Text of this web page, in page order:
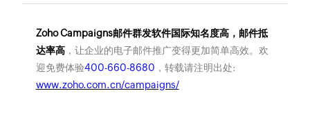
Zoho Campaigns邮件群发软件国际知名度高，邮件抵
达率高，让企业的电子邮件推广变得更加简单高效。欢
迎免费体验400-660-8680 ，转载请注明出处:
www.zoho.com.cn/campaigns/